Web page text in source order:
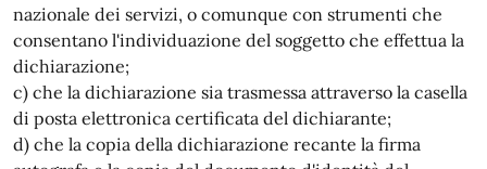
nazionale dei servizi, o comunque con strumenti che
consentano l'individuazione del soggetto che effettua la
dichiarazione;
c) che la dichiarazione sia trasmessa attraverso la casella
di posta elettronica certificata del dichiarante;
d) che la copia della dichiarazione recante la firma